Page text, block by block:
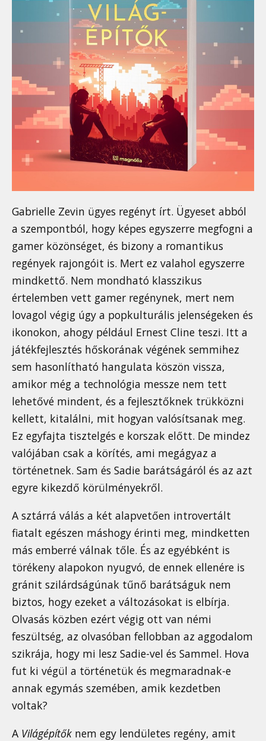
Gabrielle Zevin ügyes regényt írt. Ügyeset abból
a szempontból, hogy képes egyszerre megfogni a
gamer közönséget, és bizony a romantikus
regények rajongóit is. Mert ez valahol egyszerre
mindkettő. Nem mondható klasszikus
értelemben vett gamer regénynek, mert nem
lovagol végig úgy a popkulturális jelenségeken és
ikonokon, ahogy például Ernest Cline teszi. Itt a
játékfejlesztés hőskorának végének semmihez
sem hasonlítható hangulata köszön vissza,
amikor még a technológia messze nem tett
lehetővé mindent, és a fejlesztőknek trükközni
kellett, kitalálni, mit hogyan valósítsanak meg.
Ez egyfajta tisztelgés e korszak előtt. De mindez
valójában csak a körítés, ami megágyaz a
történetnek. Sam és Sadie barátságáról és az azt
egyre kikezdő körülményekről.
A sztárrá válás a két alapvetően introvertált
fiatalt egészen máshogy érinti meg, mindketten
más emberré válnak tőle. És az egyébként is
törékeny alapokon nyugvó, de ennek ellenére is
gránit szilárdságúnak tűnő barátságuk nem
biztos, hogy ezeket a változásokat is elbírja.
Olvasás közben ezért végig ott van némi
feszültség, az olvasóban fellobban az aggodalom
szikrája, hogy mi lesz Sadie-vel és Sammel. Hova
fut ki végül a történetük és megmaradnak-e
annak egymás szemében, amik kezdetben
voltak?
A Világépítők nem egy lendületes regény, amit